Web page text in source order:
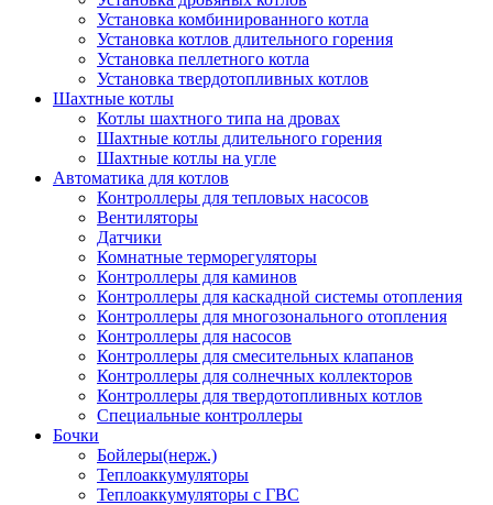
Установка комбинированного котла
Установка котлов длительного горения
Установка пеллетного котла
Установка твердотопливных котлов
Шахтные котлы
Котлы шахтного типа на дровах
Шахтные котлы длительного горения
Шахтные котлы на угле
Автоматика для котлов
Контроллеры для тепловых насосов
Вентиляторы
Датчики
Комнатные терморегуляторы
Контроллеры для каминов
Контроллеры для каскадной системы отопления
Контроллеры для многозонального отопления
Контроллеры для насосов
Контроллеры для смесительных клапанов
Контроллеры для солнечных коллекторов
Контроллеры для твердотопливных котлов
Специальные контроллеры
Бочки
Бойлеры(нерж.)
Теплоаккумуляторы
Теплоаккумуляторы с ГВС